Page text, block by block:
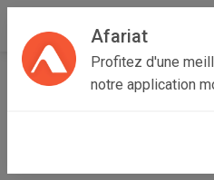
Afariat
Profitez d'une
notre application
Accueil Recherche